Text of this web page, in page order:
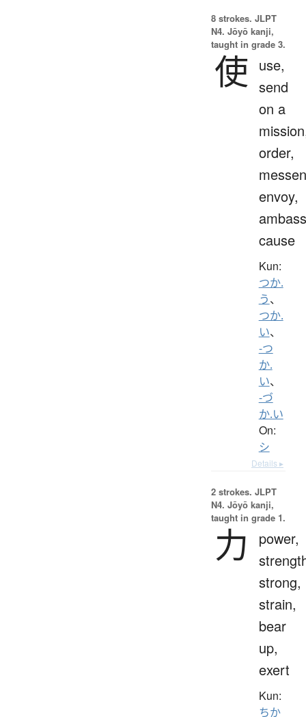
8 strokes. JLPT
N4. Jōyō kanji,
taught in grade 3.
使
use,
send
on a
order,
envoy,
cause
Kun:
つか.
う、
つか.
い、
-つ
か.
い、
-づ
か.い
On:
シ
Details ▸
2 strokes. JLPT
N4. Jōyō kanji,
taught in grade 1.
力
power,
strong,
strain,
bear
up,
exert
Kun:
ちか